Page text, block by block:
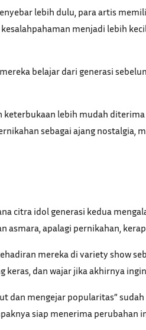
lebih dulu, para artis
menjadi lebih
belajar dari generasi
lebih mudah
sebagai ajang nostalgia,
citra idol generasi kedua
asmara, apalagi pernikahan,
mereka di variety show
dan wajar jika akhirnya
dan mengejar popularitas”
siap menerima